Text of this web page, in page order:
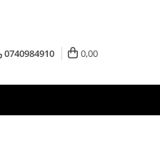
0740984910 0,00